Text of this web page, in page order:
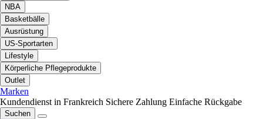
NBA
Basketbälle
Ausrüstung
US-Sportarten
Lifestyle
Körperliche Pflegeprodukte
Outlet
Marken
Kundendienst in Frankreich Sichere Zahlung Einfache Rückgabe
Suchen